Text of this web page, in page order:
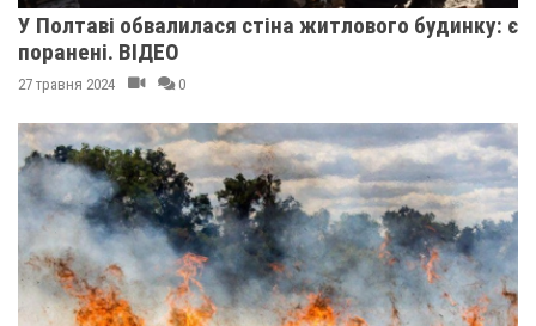
У Полтаві обвалилася стіна житлового будинку: є
поранені. ВІДЕО
27 травня 2024 0